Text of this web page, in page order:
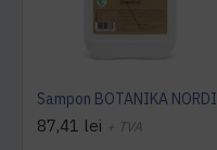
87,41 lei + TVA